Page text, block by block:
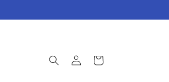
Iniciar
sesión
Carrito